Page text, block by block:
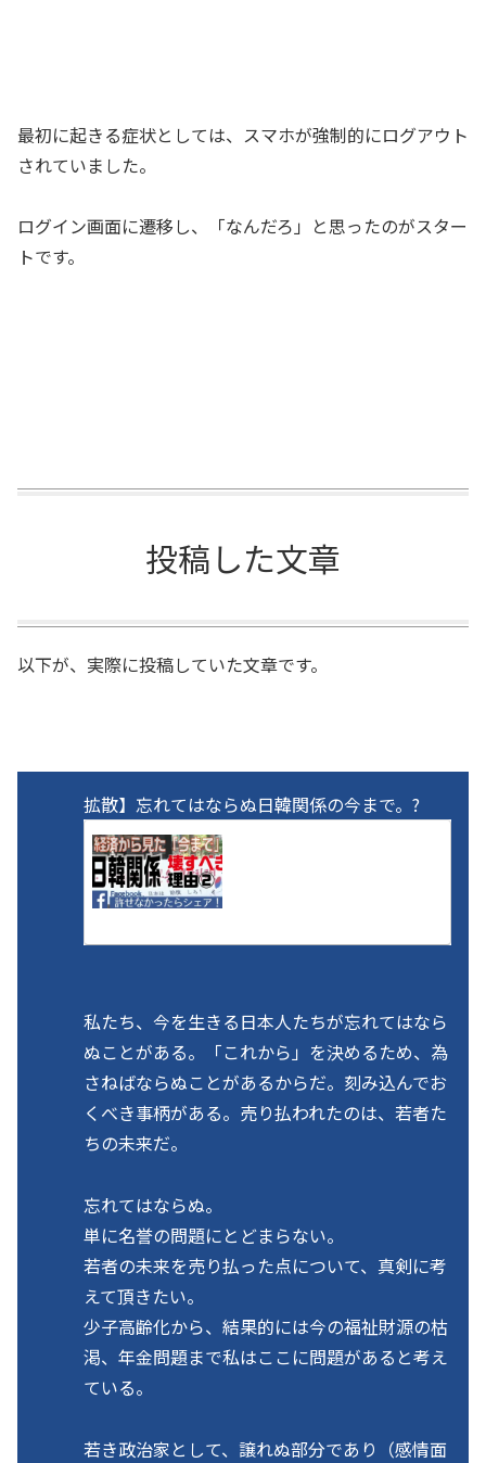
最初に起きる症状としては、スマホが強制的にログアウト
されていました。
ログイン画面に遷移し、「なんだろ」と思ったのがスター
トです。
投稿した文章
以下が、実際に投稿していた文章です。
拡散】忘れてはならぬ日韓関係の今まで。?
私たち、今を生きる日本人たちが忘れてはなら
ぬことがある。「これから」を決めるため、為
さねばならぬことがあるからだ。刻み込んでお
くべき事柄がある。売り払われたのは、若者た
ちの未来だ。
忘れてはならぬ。
単に名誉の問題にとどまらない。
若者の未来を売り払った点について、真剣に考
えて頂きたい。
少子高齢化から、結果的には今の福祉財源の枯
渇、年金問題まで私はここに問題があると考え
ている。
若き政治家として、譲れぬ部分であり（感情面